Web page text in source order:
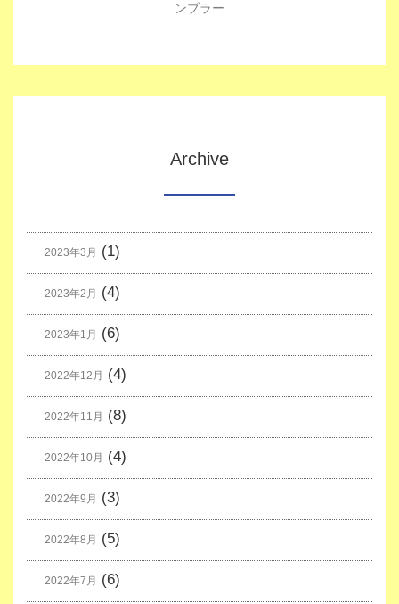
ンブラー
Archive
2023年3月 (1)
2023年2月 (4)
2023年1月 (6)
2022年12月 (4)
2022年11月 (8)
2022年10月 (4)
2022年9月 (3)
2022年8月 (5)
2022年7月 (6)